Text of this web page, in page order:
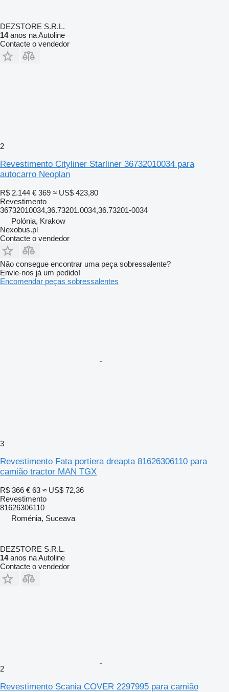
DEZSTORE S.R.L.
14anos na Autoline
Contacte o vendedor
2
Revestimento Cityliner Starliner 36732010034 para
autocarro Neoplan
R$ 2.144 € 369 ≈ US$ 423,80
Revestimento
36732010034,36.73201.0034,36.73201-0034
Polónia, Krakow
Nexobus.pl
Contacte o vendedor
Não consegue encontrar uma peça sobressalente?
Envie-nos já um pedido!
Encomendar peças sobressalentes
3
Revestimento Fata portiera dreapta 81626306110 para
camião tractor MAN TGX
R$ 366 € 63 ≈ US$ 72,36
Revestimento
81626306110
Roménia, Suceava
DEZSTORE S.R.L.
14anos na Autoline
Contacte o vendedor
2
Revestimento Scania COVER 2297995 para camião